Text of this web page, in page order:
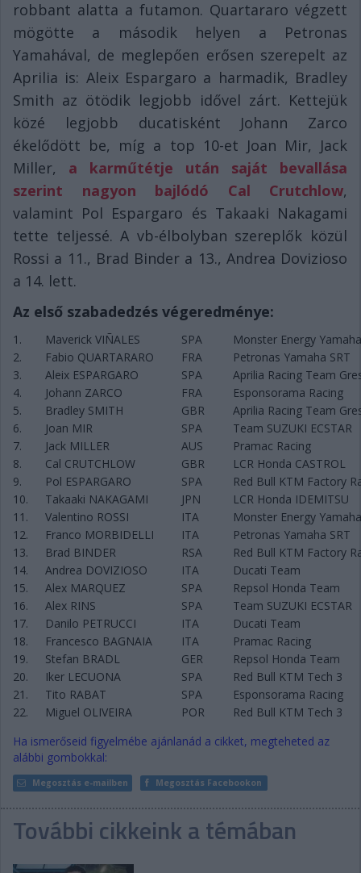
robbant alatta a futamon. Quartararo végzett
mögötte a második helyen a Petronas
Yamahával, de meglepően erősen szerepelt az
Aprilia is: Aleix Espargaro a harmadik, Bradley
Smith az ötödik legjobb idővel zárt. Kettejük
közé legjobb ducatisként Johann Zarco
ékelődött be, míg a top 10-et Joan Mir, Jack
Miller, a karműtétje után saját bevallása
szerint nagyon bajlódó Cal Crutchlow,
valamint Pol Espargaro és Takaaki Nakagami
tette teljessé. A vb-élbolyban szereplők közül
Rossi a 11., Brad Binder a 13., Andrea Dovizioso
a 14. lett.
Az első szabadedzés végeredménye:
1. Maverick VIÑALES SPA
Monster Energy
2.
Fabio QUARTARARO FRA
Petronas Yamaha SRT
3.
Aleix ESPARGARO SPA
Aprilia Racing Team
4.
Johann ZARCO FRA
Esponsorama Racing
5.
Bradley SMITH GBR
Aprilia Racing Team
6.
Joan MIR SPA
Team SUZUKI ECSTAR
7.
Jack MILLER AUS
Pramac Racing
8.
Cal CRUTCHLOW GBR
LCR Honda CASTROL
9.
Pol ESPARGARO SPA
Red Bull KTM Factory
10.
Takaaki NAKAGAMI JPN
LCR Honda IDEMITSU
11.
Valentino ROSSI ITA
Monster Energy
12.
Franco MORBIDELLI ITA
Petronas Yamaha SRT
13.
Brad BINDER RSA
Red Bull KTM Factory
14.
Andrea DOVIZIOSO ITA
Ducati Team
15.
Alex MARQUEZ SPA
Repsol Honda Team
16.
Alex RINS SPA
Team SUZUKI ECSTAR
17.
Danilo PETRUCCI ITA
Ducati Team
18.
Francesco BAGNAIA ITA
Pramac Racing
19.
Stefan BRADL GER
Repsol Honda Team
20.
Iker LECUONA SPA
Red Bull KTM Tech 3
21.
Tito RABAT SPA
Esponsorama Racing
22.
Miguel OLIVEIRA POR
Red Bull KTM Tech 3
Ha ismerőseid figyelmébe ajánlanád a cikket, megteheted az
alábbi gombokkal:
Megosztás e-mailben Megosztás Facebookon
További cikkeink a témában